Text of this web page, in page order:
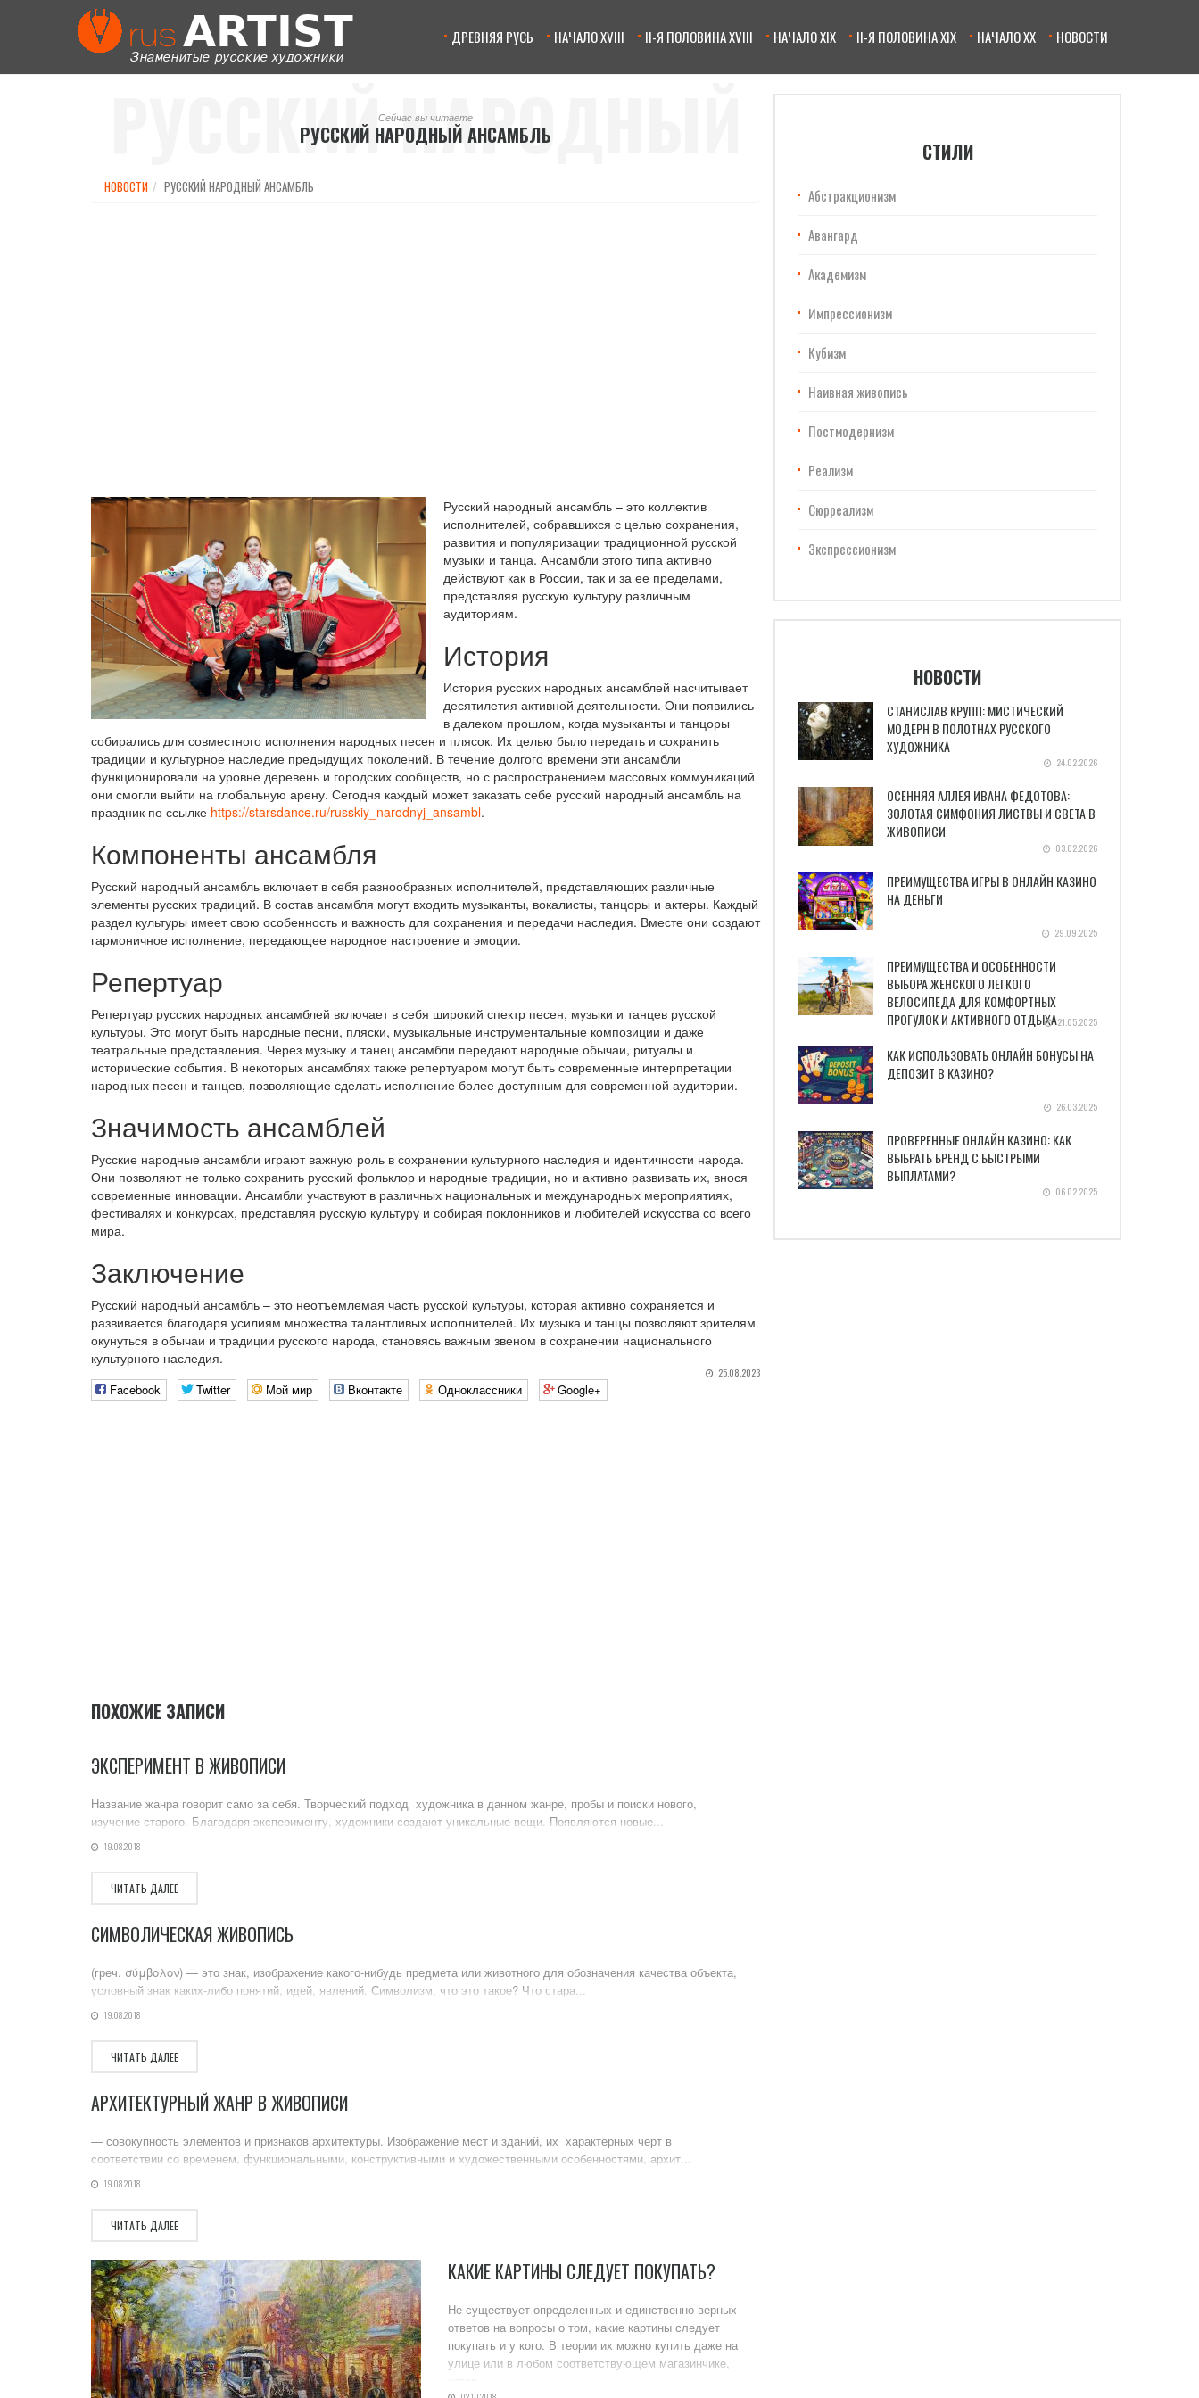
ДРЕВНЯЯ РУСЬ НАЧАЛО XVIII II-Я ПОЛОВИНА XVIII НАЧАЛО XIX II-Я ПОЛОВИНА XIX НАЧАЛО XX НОВОСТИ
РУССКИЙ НАРОДНЫЙ
АНСАМБЛЬ
Сейчас вы читаете
РУССКИЙ НАРОДНЫЙ АНСАМБЛЬ
НОВОСТИ РУССКИЙ НАРОДНЫЙ АНСАМБЛЬ
Русский народный ансамбль – это коллектив
исполнителей, собравшихся с целью сохранения,
развития и популяризации традиционной русской
музыки и танца. Ансамбли этого типа активно
действуют как в России, так и за ее пределами,
представляя русскую культуру различным
аудиториям.
История
История русских народных ансамблей насчитывает
десятилетия активной деятельности. Они появились
в далеком прошлом, когда музыканты и танцоры
собирались для совместного исполнения народных песен и плясок. Их целью было передать и сохранить
традиции и культурное наследие предыдущих поколений. В течение долгого времени эти ансамбли
функционировали на уровне деревень и городских сообществ, но с распространением массовых коммуникаций
они смогли выйти на глобальную арену. Сегодня каждый может заказать себе русский народный ансамбль на
праздник по ссылке https://starsdance.ru/russkiy_narodnyj_ansambl.
Компоненты ансамбля
Русский народный ансамбль включает в себя разнообразных исполнителей, представляющих различные
элементы русских традиций. В состав ансамбля могут входить музыканты, вокалисты, танцоры и актеры. Каждый
раздел культуры имеет свою особенность и важность для сохранения и передачи наследия. Вместе они создают
гармоничное исполнение, передающее народное настроение и эмоции.
Репертуар
Репертуар русских народных ансамблей включает в себя широкий спектр песен, музыки и танцев русской
культуры. Это могут быть народные песни, пляски, музыкальные инструментальные композиции и даже
театральные представления. Через музыку и танец ансамбли передают народные обычаи, ритуалы и
исторические события. В некоторых ансамблях также репертуаром могут быть современные интерпретации
народных песен и танцев, позволяющие сделать исполнение более доступным для современной аудитории.
Значимость ансамблей
Русские народные ансамбли играют важную роль в сохранении культурного наследия и идентичности народа.
Они позволяют не только сохранить русский фольклор и народные традиции, но и активно развивать их, внося
современные инновации. Ансамбли участвуют в различных национальных и международных мероприятиях,
фестивалях и конкурсах, представляя русскую культуру и собирая поклонников и любителей искусства со всего
мира.
Заключение
Русский народный ансамбль – это неотъемлемая часть русской культуры, которая активно сохраняется и
развивается благодаря усилиям множества талантливых исполнителей. Их музыка и танцы позволяют зрителям
окунуться в обычаи и традиции русского народа, становясь важным звеном в сохранении национального
культурного наследия.
25.08.2023
Facebook Twitter Мой мир Вконтакте Одноклассники Google+
ПОХОЖИЕ ЗАПИСИ
ЭКСПЕРИМЕНТ В ЖИВОПИСИ
Название жанра говорит само за себя. Творческий подход художника в данном жанре, пробы и поиски нового,
изучение старого. Благодаря эксперименту, художники создают уникальные вещи. Появляются новые...
19.08.2018
ЧИТАТЬ ДАЛЕЕ
СИМВОЛИЧЕСКАЯ ЖИВОПИСЬ
(греч. σύμβολον) — это знак, изображение какого-нибудь предмета или животного для обозначения качества объекта,
условный знак каких-либо понятий, идей, явлений. Символизм, что это такое? Что стара...
19.08.2018
ЧИТАТЬ ДАЛЕЕ
АРХИТЕКТУРНЫЙ ЖАНР В ЖИВОПИСИ
— совокупность элементов и признаков архитектуры. Изображение мест и зданий, их характерных черт в
соответствии со временем, функциональными, конструктивными и художественными особенностями, архит...
19.08.2018
ЧИТАТЬ ДАЛЕЕ
КАКИЕ КАРТИНЫ СЛЕДУЕТ ПОКУПАТЬ?
Не существует определенных и единственно верных
ответов на вопросы о том, какие картины следует
покупать и у кого. В теории их можно купить даже на
улице или в любом соответствующем магазинчике,
СТИЛИ
Абстракционизм
Авангард
Академизм
Импрессионизм
Кубизм
Наивная живопись
Постмодернизм
Реализм
Сюрреализм
Экспрессионизм
НОВОСТИ
СТАНИСЛАВ КРУПП: МИСТИЧЕСКИЙ
МОДЕРН В ПОЛОТНАХ РУССКОГО
ХУДОЖНИКА
24.02.2026
ОСЕННЯЯ АЛЛЕЯ ИВАНА ФЕДОТОВА:
ЗОЛОТАЯ СИМФОНИЯ ЛИСТВЫ И СВЕТА В
ЖИВОПИСИ
03.02.2026
ПРЕИМУЩЕСТВА ИГРЫ В ОНЛАЙН КАЗИНО
НА ДЕНЬГИ
29.09.2025
ПРЕИМУЩЕСТВА И ОСОБЕННОСТИ
ВЫБОРА ЖЕНСКОГО ЛЕГКОГО
ВЕЛОСИПЕДА ДЛЯ КОМФОРТНЫХ
ПРОГУЛОК И АКТИВНОГО ОТДЫХА21.05.2025
КАК ИСПОЛЬЗОВАТЬ ОНЛАЙН БОНУСЫ НА
ДЕПОЗИТ В КАЗИНО?
26.03.2025
ПРОВЕРЕННЫЕ ОНЛАЙН КАЗИНО: КАК
ВЫБРАТЬ БРЕНД С БЫСТРЫМИ
ВЫПЛАТАМИ?
06.02.2025